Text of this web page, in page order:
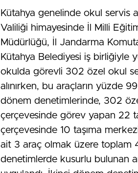
Kütahya genelinde okul servis
Valiliği himayesinde İl Milli
Müdürlüğü, İl Jandarma
Kütahya Belediyesi iş birliğiyle
okulda görevli 302 özel okul
alınırken, bu araçların yüzde
dönem denetimlerinde, 302
çerçevesinde görev yapan 22
çerçevesinde 10 taşıma
ait 3 araç olmak üzere toplam
denetimlerde kusurlu bulunan